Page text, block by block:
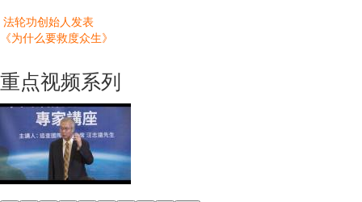
法轮功创始人发表
《为什么要救度众生》
重点视频系列